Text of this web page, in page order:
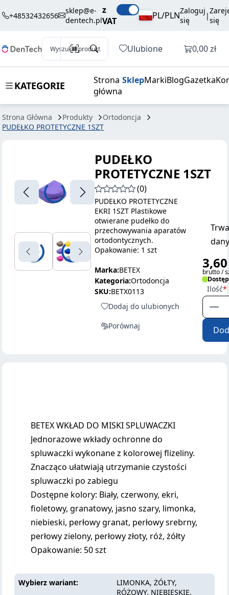
+48532432656
sklep@e-
dentech.pl
z
VAT
PL/PLNZaloguj
się
|się
Wyszukaj produkt Ulubione Otwórz
0,00 zł
KATEGORIE
Strona
główna
SklepMarkiBlogGazetka
Strona Główna Produkty
Ortodoncja
PUDEŁKO PROTETYCZNE 1SZT
PROTETYCZNE
brutto / szt.
PUDEŁKO
PROTETYCZNE 1SZT
(0)
PUDEŁKO PROTETYCZNE
EKRI 1SZT Plastikowe
otwierane pudełko do
przechowywania aparatów
ortodontycznych.
Opakowanie: 1 szt
Marka:BETEX
Kategoria:Ortodoncja
SKU:BETX0113
Dodaj do ulubionych
Porównaj
3,60
brutto /
Ilość
BETEX WKŁAD DO MISKI SPLUWACZKI
Jednorazowe wkłady ochronne do
spluwaczki wykonane z kolorowej flizeliny.
Znacząco ułatwiają utrzymanie czystości
spluwaczki po zabiegu
Dostępne kolory: Biały, czerwony, ekri,
fioletowy, granatowy, jasno szary, limonka,
niebieski, perłowy granat, perłowy srebrny,
perłowy zielony, perłowy złoty, róż, żółty
Opakowanie: 50 szt
Wybierz wariant
LIMONKA, ŻÓŁTY,
RÓŻOWY, NIEBIESKIE,